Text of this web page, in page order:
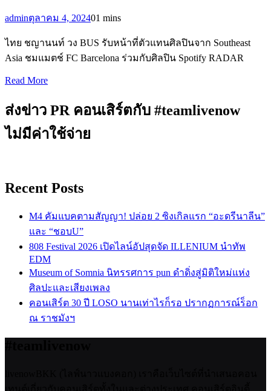
adminตุลาคม 4, 202401 mins
ไทย ชญานนท์ วง BUS รับหน้าที่ตัวแทนศิลปินจาก Southeast
Asia ชมแมตช์ FC Barcelona ร่วมกับศิลปิน Spotify RADAR
Read More
ส่งข่าว PR คอนเสิร์ตกับ #teamlivenow
ไม่มีค่าใช้จ่าย
Recent Posts
M4 คัมแบคตามสัญญา! ปล่อย 2 ซิงเกิลแรก “อะดรีนาลีน”
และ “ชอบU”
808 Festival 2026 เปิดไลน์อัปสุดจัด ILLENIUM นำทัพ
EDM
Museum of Somnia นิทรรศการ pun ดำดิ่งสู่มิติใหม่แห่ง
ศิลปะและเสียงเพลง
คอนเสิร์ต 30 ปี LOSO นานเท่าไรก็รอ ปรากฏการณ์ร็อก
ณ ราชมังฯ